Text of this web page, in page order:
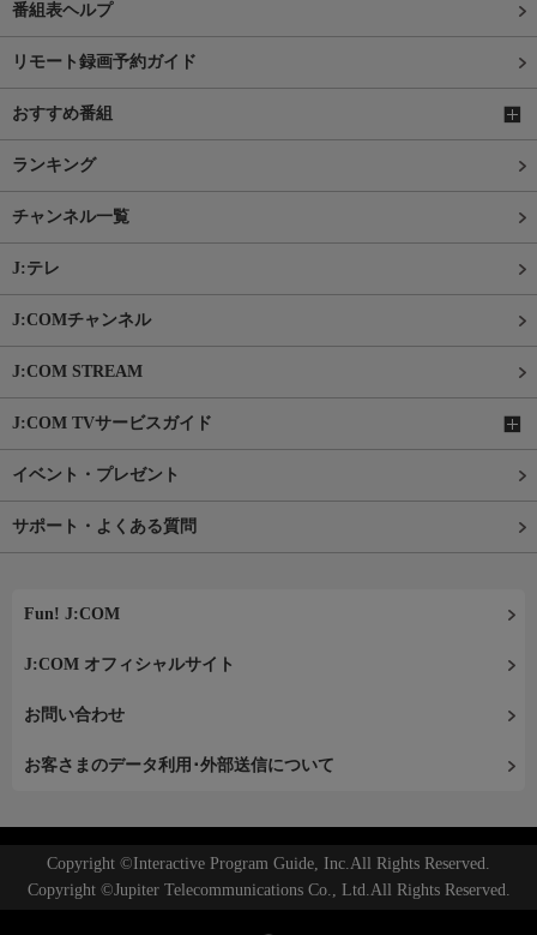
番組表ヘルプ
リモート録画予約ガイド
おすすめ番組
ランキング
チャンネル一覧
J:テレ
J:COMチャンネル
J:COM STREAM
J:COM TVサービスガイド
イベント・プレゼント
サポート・よくある質問
Fun! J:COM
J:COM オフィシャルサイト
お問い合わせ
お客さまのデータ利用･外部送信について
Copyright ©Interactive Program Guide, Inc.All Rights Reserved.
Copyright ©Jupiter Telecommunications Co., Ltd.All Rights Reserved.